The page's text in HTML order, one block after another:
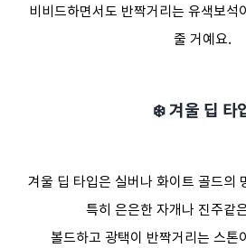
비비드하면서도 반짝거리는 유색보석
줄 거예요.
❄️ 겨울 딥 타
겨울 딥 타입은 실버나 화이트 골드의
특히 은은한 자개나 진주같
볼드하고 광택이 반짝거리는 스톤